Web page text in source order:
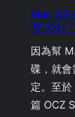
Mac OS
方 SSD
因為幫
碟，就
定。至
篇 OCZ